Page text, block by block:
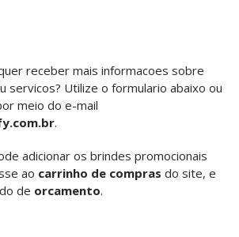
receber mais informacoes sobre
servicos? Utilize o formulario abaixo ou
meio do e-mail
.
adicionar os brindes promocionais
ao carrinho de compras do site, e
de orcamento.